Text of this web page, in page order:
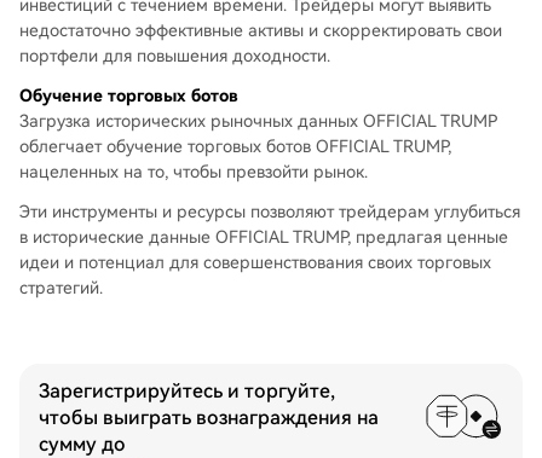
инвестиций с течением времени. Трейдеры могут выявить
недостаточно эффективные активы и скорректировать свои
портфели для повышения доходности.
Обучение торговых ботов
Загрузка исторических рыночных данных OFFICIAL TRUMP
облегчает обучение торговых ботов OFFICIAL TRUMP,
нацеленных на то, чтобы превзойти рынок.
Эти инструменты и ресурсы позволяют трейдерам углубиться
в исторические данные OFFICIAL TRUMP, предлагая ценные
идеи и потенциал для совершенствования своих торговых
стратегий.
Зарегистрируйтесь и торгуйте,
чтобы выиграть вознаграждения на
сумму до